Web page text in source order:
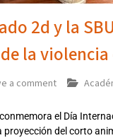
2d y la
la
a comment
el Día
proyección del corto